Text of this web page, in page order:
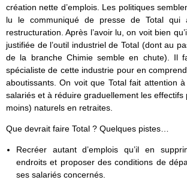
création nette d’emplois. Les politiques
lu le communiqué de presse de Total qui
restructuration. Après l’avoir lu, on voit bien
justifiée de l’outil industriel de Total (dont au
de la branche Chimie semble en chute). Il
spécialiste de cette industrie pour en
aboutissants. On voit que Total fait attention
salariés et à réduire graduellement les effectifs
moins) naturels en retraites.
Que devrait faire Total ? Quelques pistes…
Recréer autant d’emplois qu’il en
endroits et proposer des conditions de
ses salariés concernés.